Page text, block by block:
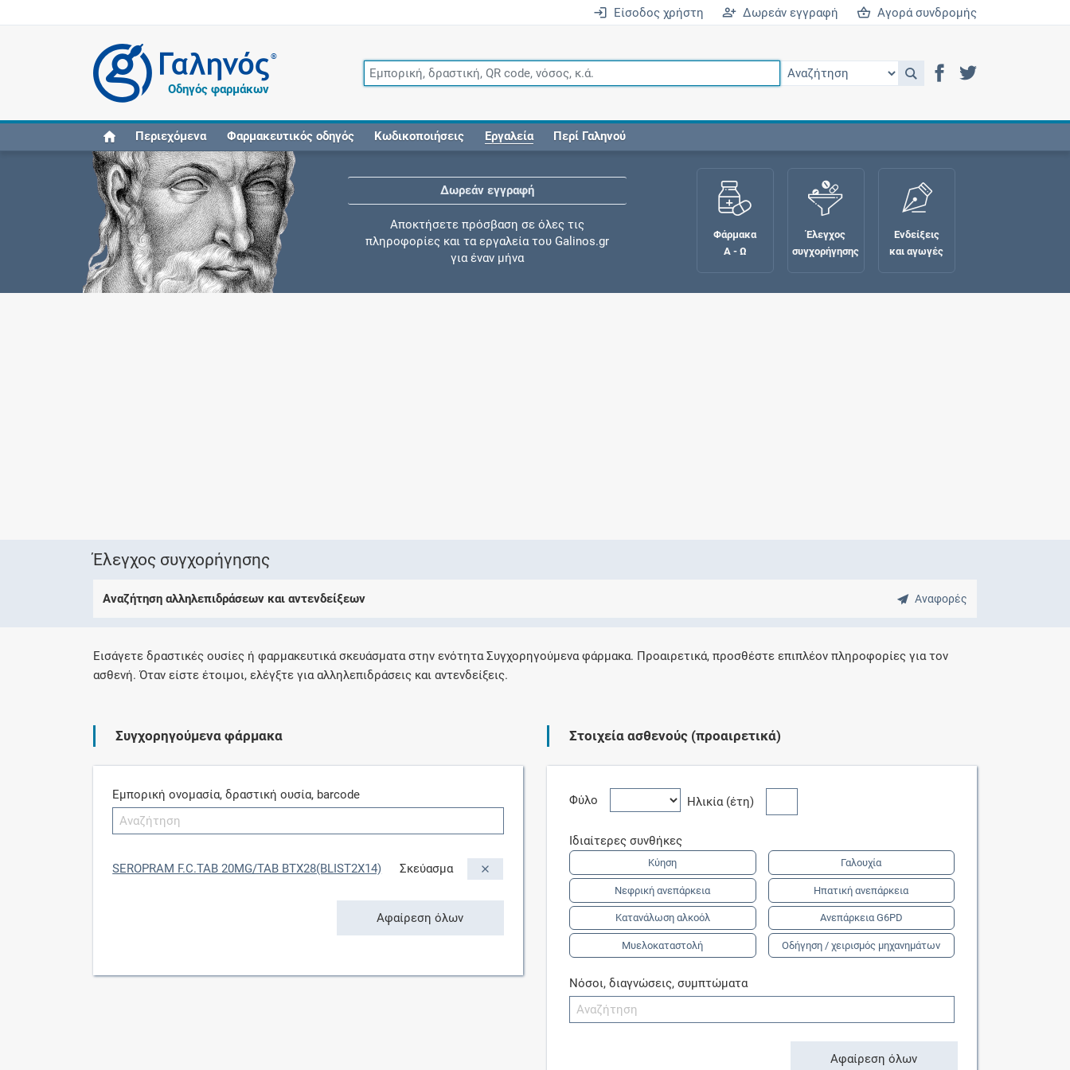
Είσοδος χρήστη Δωρεάν εγγραφή Αγορά συνδρομής
®
Οδηγός φαρμάκων
Περιεχόμενα Φαρμακευτικός οδηγός Κωδικοποιήσεις Εργαλεία Περί Γαληνού
Δωρεάν εγγραφή
Αποκτήσετε πρόσβαση σε όλες τις
πληροφορίες και τα εργαλεία του Galinos.gr
για έναν μήνα
Ενημερωθείτε για την ασφάλεια χορήγησης
ενός φαρμάκου κατά τη διάρκεια της
Συνδρομές
Μάθετε περισσότερα για τα οφέλη και τις
προγραμμάτων
Ενδείξεις και αγωγές
Φάρμακα
Α - Ω
Έλεγχος
συγχορήγησης
Ενδείξεις
και αγωγές
Έλεγχος συγχορήγησης
Αναφορές
Αναζήτηση αλληλεπιδράσεων και αντενδείξεων
Εισάγετε δραστικές ουσίες ή φαρμακευτικά σκευάσματα στην ενότητα Συγχορηγούμενα φάρμακα. Προαιρετικά, προσθέστε επιπλέον πληροφορίες για τον
ασθενή. Όταν είστε έτοιμοι, ελέγξτε για αλληλεπιδράσεις και αντενδείξεις.
Συγχορηγούμενα φάρμακα
Εμπορική ονομασία, δραστική ουσία, barcode
SEROPRAM F.C.TAB 20MG/TAB BTX28(BLIST2X14) Σκεύασμα
Αφαίρεση όλων
Στοιχεία ασθενούς (προαιρετικά)
Φύλο Ηλικία (έτη)
Ιδιαίτερες συνθήκες
Κύηση
Νεφρική ανεπάρκεια
Κατανάλωση αλκοόλ
Μυελοκαταστολή
Γαλουχία
Ηπατική ανεπάρκεια
Ανεπάρκεια G6PD
Οδήγηση / χειρισμός μηχανημάτων
Νόσοι, διαγνώσεις, συμπτώματα
Αφαίρεση όλων